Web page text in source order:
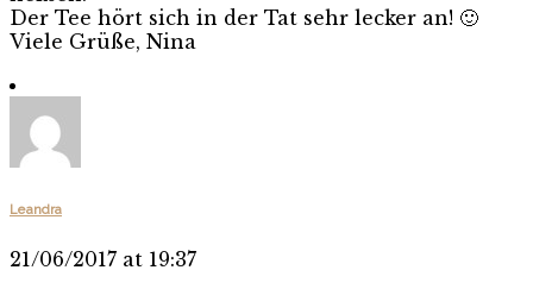
Der Tee hört sich in der Tat sehr lecker an! 🙂
Viele Grüße, Nina
Leandra
21/06/2017 at 19:37